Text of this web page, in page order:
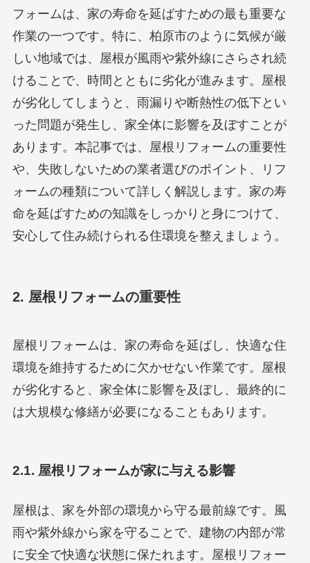
フォームは、家の寿命を延ばすための最も重要な
作業の一つです。特に、柏原市のように気候が厳
しい地域では、屋根が風雨や紫外線にさらされ続
けることで、時間とともに劣化が進みます。屋根
が劣化してしまうと、雨漏りや断熱性の低下とい
った問題が発生し、家全体に影響を及ぼすことが
あります。本記事では、屋根リフォームの重要性
や、失敗しないための業者選びのポイント、リフ
ォームの種類について詳しく解説します。家の寿
命を延ばすための知識をしっかりと身につけて、
安心して住み続けられる住環境を整えましょう。
2. 屋根リフォームの重要性
屋根リフォームは、家の寿命を延ばし、快適な住
環境を維持するために欠かせない作業です。屋根
が劣化すると、家全体に影響を及ぼし、最終的に
は大規模な修繕が必要になることもあります。
2.1. 屋根リフォームが家に与える影響
屋根は、家を外部の環境から守る最前線です。風
雨や紫外線から家を守ることで、建物の内部が常
に安全で快適な状態に保たれます。屋根リフォー